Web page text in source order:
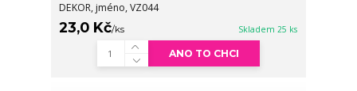
DEKOR, jméno, VZ044
23,0 Kč/ks Skladem 25 ks
ANO TO CHCI